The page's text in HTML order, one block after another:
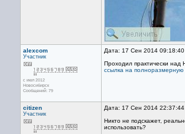
alexcom
Участник
с июл 2012
Новосибирск
Сообщений: 79
Дата: 17 Сен 2014 09:18:40
Проходил практически над
ссылка на полноразмерную
citizen
Участник
Дата: 17 Сен 2014 22:37:44
Никто не подскажет,
использовать?